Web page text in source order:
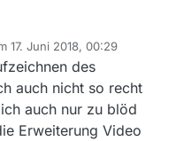
Downloadfehler
17. Juni 2018, 00:29
von
des
auch nicht so recht
auch nur zu blöd
Erweiterung Video